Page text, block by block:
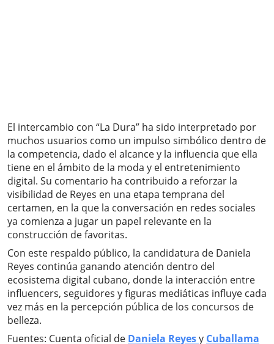
El intercambio con “La Dura” ha sido interpretado por
muchos usuarios como un impulso simbólico dentro de
la competencia, dado el alcance y la influencia que ella
tiene en el ámbito de la moda y el entretenimiento
digital. Su comentario ha contribuido a reforzar la
visibilidad de Reyes en una etapa temprana del
certamen, en la que la conversación en redes sociales
ya comienza a jugar un papel relevante en la
construcción de favoritas.
Con este respaldo público, la candidatura de Daniela
Reyes continúa ganando atención dentro del
ecosistema digital cubano, donde la interacción entre
influencers, seguidores y figuras mediáticas influye cada
vez más en la percepción pública de los concursos de
belleza.
Fuentes: Cuenta oficial de Daniela Reyesy Cuballama